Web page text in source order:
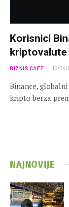
Korisnici
kriptovalute
BIZNIS CAFE 15/
Binance,
kripto berza
NAJNOVIJE